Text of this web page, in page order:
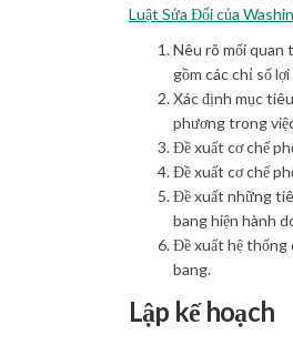
Luật Sửa Đổi của
Nêu rõ mối quan
gồm các chỉ số lợi
Xác định mục
phương trong
Đề xuất cơ chế
Đề xuất cơ chế
Đề xuất những
bang hiện hành
Đề xuất hệ thống
bang.
Lập kế hoạch